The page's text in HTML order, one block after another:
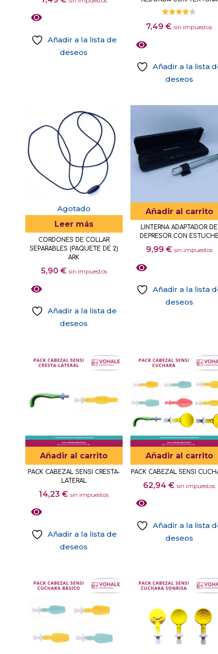
producto
Añadir a la lista de
deseos
con
7,49€ sin impuestos
Añadir a la lista
deseos
producto
múltiples
variantes.
Las
opciones
se
elegir
en
la
Agotado
Leer más
CORDONES DE COLLAR
SEPARABLES (PAQUETE DE 2)
ARK
5,90 € sin impuestos
Añadir a la lista de
deseos
Añadir al carrito
LINTERNA ADAPTADOR DE
DEPRESOR CON
9,99 € sin impuestos
Añadir a la lista
deseos
Añadir al carrito
PACK CABEZAL SENSI CRESTA-
LATERAL
14,23€ sin impuestos
Añadir a la lista de
deseos
Añadir al carrito
PACK CABEZAL SENSI
62,94€ sin impuestos
Añadir a la lista
deseos